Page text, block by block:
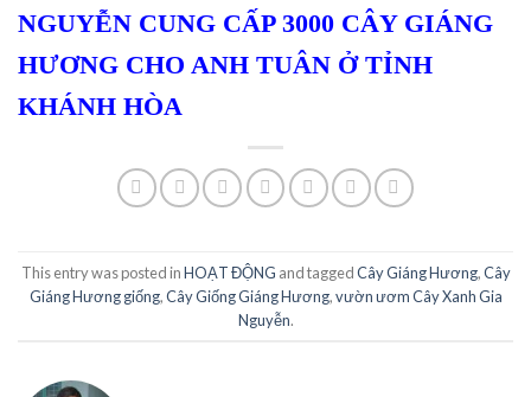
NGUYỄN CUNG CẤP 3000 CÂY GIÁNG
HƯƠNG CHO ANH TUÂN Ở TỈNH
KHÁNH HÒA
This entry was posted inHOẠT ĐỘNG and taggedCây Giáng Hương,Cây
Giáng Hương giống,Cây Giống Giáng Hương,vườn ươm Cây Xanh Gia
Nguyễn.